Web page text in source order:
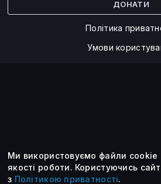
ДОНАТИ
Політика
Умови
©2014 — 2026
Ми використовуємо файли
якості роботи. Користуючись
з Політикою приватності.